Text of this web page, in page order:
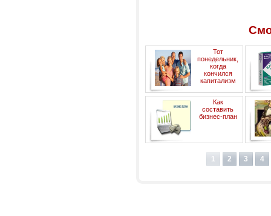
Тот
понедельник,
когда
кончился
капитализм
Как
составить
бизнес-план
1 2 3 4